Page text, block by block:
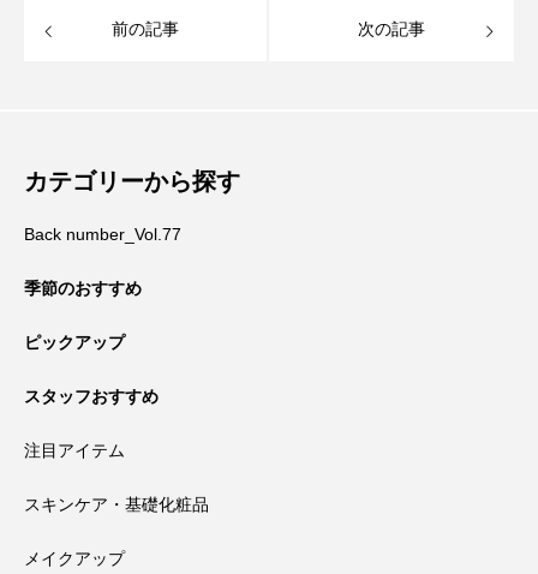
前の記事 次の記事
カテゴリーから探す
Back number_Vol.77
季節のおすすめ
ピックアップ
スタッフおすすめ
注目アイテム
スキンケア・基礎化粧品
メイクアップ